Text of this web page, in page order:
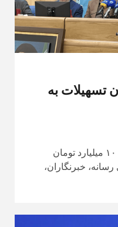
تومان تسهیلات به
استاندار اصفهان گفت: من شخصاً ۱۰ میلیارد تومان
خبرنگاران،